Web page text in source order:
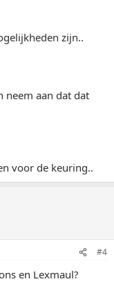
zijn..
neem aan dat dat
voor de keuring..
#4
en Lexmaul?